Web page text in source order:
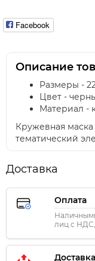
Facebook
Описание
Размеры -
Цвет -
Материал -
Кружевная
тематический
Доставка
Оплата
лиц с НДС,